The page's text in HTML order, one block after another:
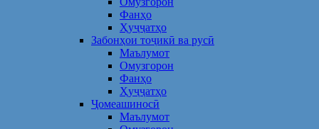
Фанҳо
Ҳуҷҷатҳо
Забонҳои тоҷикӣ ва русӣ
Маълумот
Омузгорон
Фанҳо
Ҳуҷҷатҳо
Ҷомеашиносӣ
Маълумот